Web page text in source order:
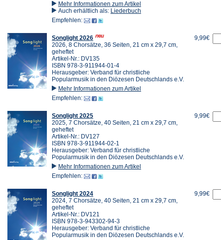
Mehr Informationen zum Artikel
Auch erhältlich als: Liederbuch
Empfehlen:
Songlight 2026
2026, 8 Chorsätze, 36 Seiten, 21 cm x 29,7 cm,
geheftet
Artikel-Nr.: DV135
ISBN 978-3-911944-01-4
Herausgeber: Verband für christliche
Popularmusik in den Diözesen Deutschlands e.V.
Mehr Informationen zum Artikel
Empfehlen:
9,99€
Songlight 2025
2025, 7 Chorsätze, 40 Seiten, 21 cm x 29,7 cm,
geheftet
Artikel-Nr.: DV127
ISBN 978-3-911944-02-1
Herausgeber: Verband für christliche
Popularmusik in den Diözesen Deutschlands e.V.
Mehr Informationen zum Artikel
Empfehlen:
9,99€
Songlight 2024
2024, 7 Chorsätze, 40 Seiten, 21 cm x 29,7 cm,
geheftet
Artikel-Nr.: DV121
ISBN 978-3-943302-94-3
Herausgeber: Verband für christliche
Popularmusik in den Diözesen Deutschlands e.V.
9,99€